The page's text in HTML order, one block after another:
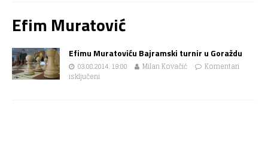
Efim Muratović
Efimu Muratoviću Bajramski turnir u Goraždu
03.08.2014. 19:00 Milan Kovačić
Komentari
isključeni